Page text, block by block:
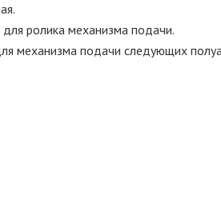
для ролика механизма подачи.
механизма подачи следующих